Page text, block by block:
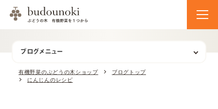
ブログメニュー
有機野菜のぶどうの木ショップ
ブログトップ
にんじんのレシピ